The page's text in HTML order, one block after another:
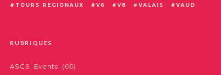
TOURS REGIONAUX
V6 V8 VALAIS VAUD
RUBRIQUES
ASCS. Events. (66)